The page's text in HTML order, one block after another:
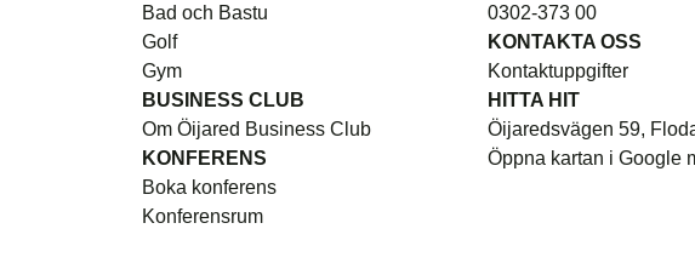
Bad och Bastu
Golf
Gym
BUSINESS CLUB
Om Öijared Business Club
KONFERENS
Boka konferens
Konferensrum
0302-373 00
KONTAKTA OSS
Kontaktuppgifter
HITTA HIT
Öijaredsvägen 59,
Öppna kartan i Google